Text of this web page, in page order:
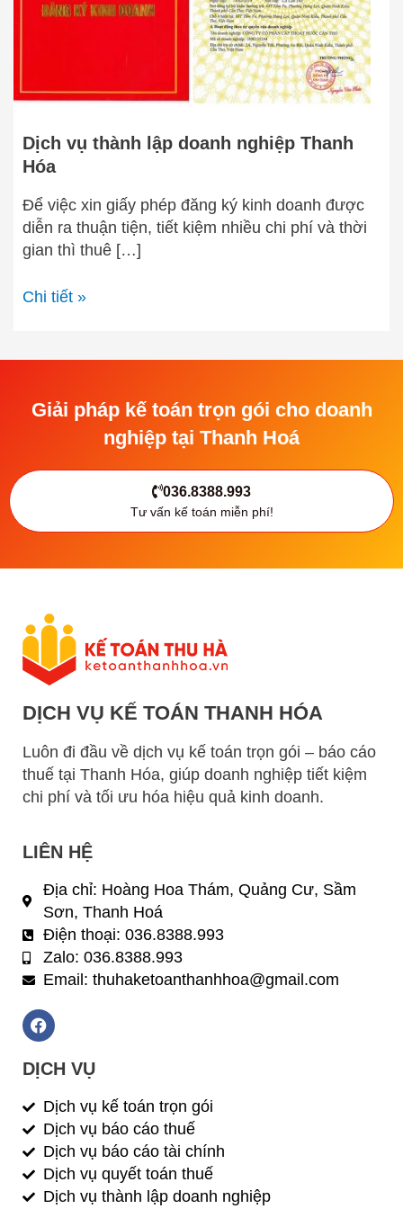
Dịch vụ thành lập doanh nghiệp Thanh
Hóa
Để việc xin giấy phép đăng ký kinh doanh được
diễn ra thuận tiện, tiết kiệm nhiều chi phí và thời
gian thì thuê […]
Hóa
Chi tiết »
Giải pháp kế toán trọn gói cho doanh
nghiệp tại Thanh Hoá
036.8388.993
Tư vấn kế toán miễn phí!
DỊCH VỤ KẾ TOÁN THANH HÓA
Luôn đi đầu về dịch vụ kế toán trọn gói – báo cáo
thuế tại Thanh Hóa, giúp doanh nghiệp tiết kiệm
chi phí và tối ưu hóa hiệu quả kinh doanh.
LIÊN HỆ
Địa chỉ: Hoàng Hoa Thám, Quảng Cư, Sầm
Sơn, Thanh Hoá
Điện thoại: 036.8388.993
Zalo: 036.8388.993
Email: thuhaketoanthanhhoa@gmail.com
F
a
e
b
o
o
k
DỊCH VỤ
Dịch vụ kế toán trọn gói
Dịch vụ báo cáo thuế
Dịch vụ báo cáo tài chính
Dịch vụ quyết toán thuế
Dịch vụ thành lập doanh nghiệp